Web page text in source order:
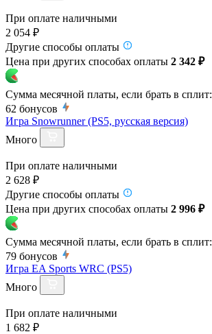
При оплате наличными
2 054 ₽
Другие способы оплаты
Цена при других способах оплаты 2 342 ₽
Сумма месячной платы, если брать в сплит:
62 бонусов
Игра Snowrunner (PS5, русская версия)
Много
При оплате наличными
2 628 ₽
Другие способы оплаты
Цена при других способах оплаты 2 996 ₽
Сумма месячной платы, если брать в сплит:
79 бонусов
Игра EA Sports WRC (PS5)
Много
При оплате наличными
1 682 ₽